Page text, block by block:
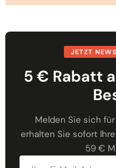
JETZT
5 € Rabatt
Melden Sie sich
erhalten Sie sofort
59 €